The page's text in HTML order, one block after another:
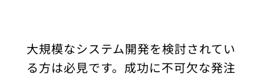
大規模なシステム開発を検討されてい
る方は必見です。成功に不可欠な発注